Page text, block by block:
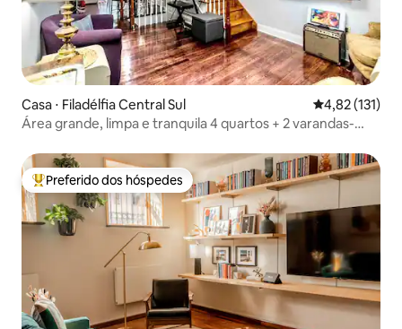
Casa ⋅ Filadélfia Central Sul 4,82 de uma
4,82 (131)
Área grande, limpa e tranquila 4 quartos + 2 varandas-
Entre os melhores preferidos dos hóspedes
Preferido dos hóspedes